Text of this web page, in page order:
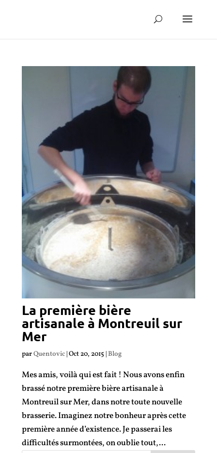
La première bière
artisanale à Montreuil sur
Mer
parQuentovic|Oct 20, 2015 |Blog
Mes amis, voilà qui est fait ! Nous avons enfin
brassé notre première bière artisanale à
Montreuil sur Mer, dans notre toute nouvelle
brasserie. Imaginez notre bonheur après cette
première année d’existence. Je passerai les
difficultés surmontées, on oublie tout,...